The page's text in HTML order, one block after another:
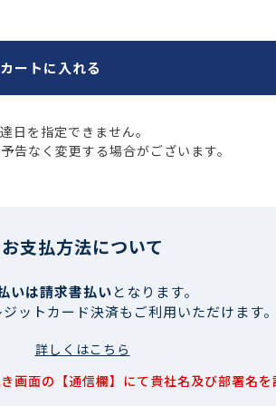
カートに入れる
日を指定できません。
なく変更する場合がございます。
お支払方法について
いは請求書払いとなります。
ットカード決済もご利用いただけます。
詳しくはこちら
画面の【通信欄】にて貴社名及び部署名を